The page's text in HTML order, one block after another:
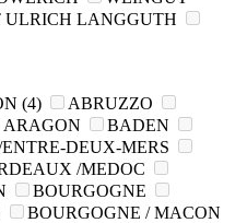
ULRICH LANGGUTH
(4)
ABRUZZO
ARAGON
BADEN
DEUX-MERS
/MEDOC
BOURGOGNE
BOURGOGNE / MACON